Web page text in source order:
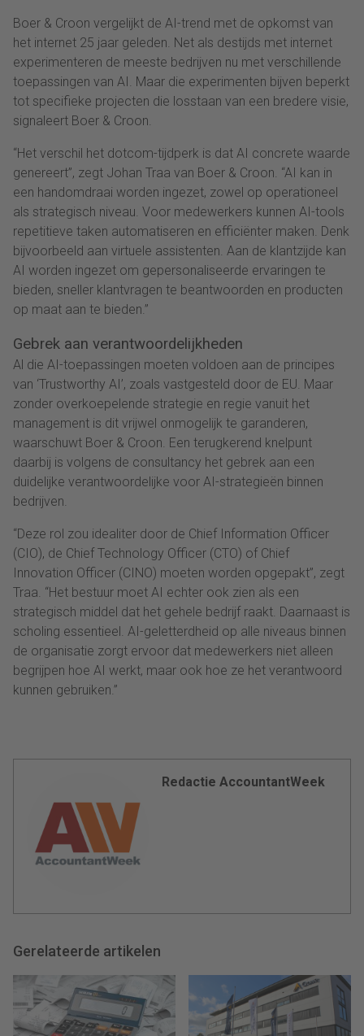
Boer & Croon vergelijkt de AI-trend met de opkomst van
het internet 25 jaar geleden. Net als destijds met internet
experimenteren de meeste bedrijven nu met verschillende
toepassingen van AI. Maar die experimenten bijven beperkt
tot specifieke projecten die losstaan van een bredere visie,
signaleert Boer & Croon.
“Het verschil het dotcom-tijdperk is dat AI concrete waarde
genereert”, zegt Johan Traa van Boer & Croon. “AI kan in
een handomdraai worden ingezet, zowel op operationeel
als strategisch niveau. Voor medewerkers kunnen AI-tools
repetitieve taken automatiseren en efficiënter maken. Denk
bijvoorbeeld aan virtuele assistenten. Aan de klantzijde kan
AI worden ingezet om gepersonaliseerde ervaringen te
bieden, sneller klantvragen te beantwoorden en producten
op maat aan te bieden.”
Gebrek aan verantwoordelijkheden
Al die AI-toepassingen moeten voldoen aan de principes
van ‘Trustworthy AI’, zoals vastgesteld door de EU. Maar
zonder overkoepelende strategie en regie vanuit het
management is dit vrijwel onmogelijk te garanderen,
waarschuwt Boer & Croon. Een terugkerend knelpunt
daarbij is volgens de consultancy het gebrek aan een
duidelijke verantwoordelijke voor AI-strategieën binnen
bedrijven.
“Deze rol zou idealiter door de Chief Information Officer
(CIO), de Chief Technology Officer (CTO) of Chief
Innovation Officer (CINO) moeten worden opgepakt”, zegt
Traa. “Het bestuur moet AI echter ook zien als een
strategisch middel dat het gehele bedrijf raakt. Daarnaast is
scholing essentieel. AI-geletterdheid op alle niveaus binnen
de organisatie zorgt ervoor dat medewerkers niet alleen
begrijpen hoe AI werkt, maar ook hoe ze het verantwoord
kunnen gebruiken.”
Redactie AccountantWeek
Gerelateerde artikelen